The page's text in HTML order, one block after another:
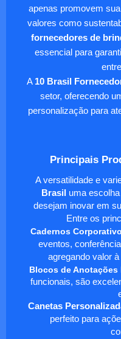
apenas promovem
valores como
fornecedores de
essencial para
A 10 Brasil
setor, oferecendo
personalização para
Principais
A versatilidade e
Brasil uma
desejam inovar em
Entre os
Cadernos
eventos,
agregando valor
Blocos de Anotações
funcionais, são
Canetas
perfeito para